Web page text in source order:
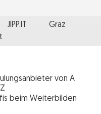
JIPP.IT Graz
von A
beim Weiterbilden